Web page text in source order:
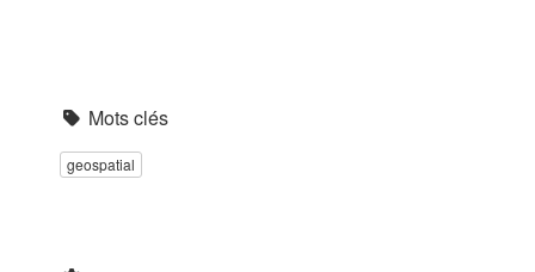
Mots clés
geospatial